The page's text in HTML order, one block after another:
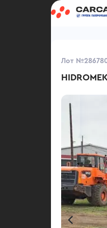
Лот